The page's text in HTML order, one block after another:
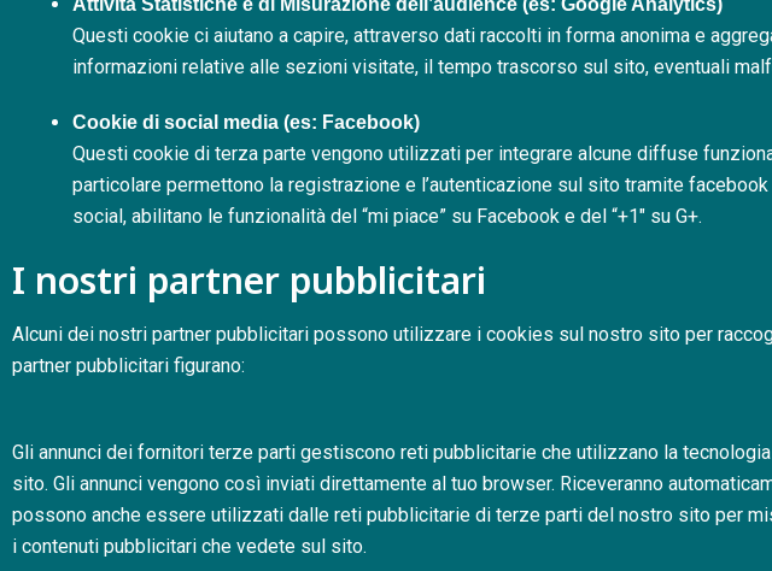
Attività Statistiche e di Misurazione dell’audience (es: Google Analytics)
Questi cookie ci aiutano a capire, attraverso dati raccolti in forma anonima e
informazioni relative alle sezioni visitate, il tempo trascorso sul sito, eventuali
Cookie di social media (es: Facebook)
Questi cookie di terza parte vengono utilizzati per integrare alcune diffuse
particolare permettono la registrazione e l’autenticazione sul sito tramite
social, abilitano le funzionalità del “mi piace” su Facebook e del “+1″ su G+.
I nostri partner pubblicitari
Alcuni dei nostri partner pubblicitari possono utilizzare i cookies sul nostro sito per
partner pubblicitari figurano:
Gli annunci dei fornitori terze parti gestiscono reti pubblicitarie che utilizzano la
sito. Gli annunci vengono così inviati direttamente al tuo browser. Riceveranno
possono anche essere utilizzati dalle reti pubblicitarie di terze parti del nostro sito per
i contenuti pubblicitari che vedete sul sito.